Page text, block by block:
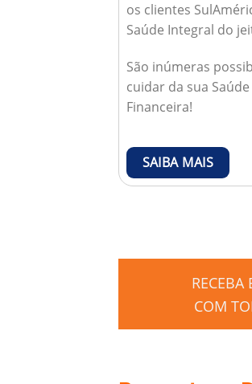
os clientes
Saúde Integral do
São inúmeras
cuidar da sua
Financeira!
SAIBA MAIS
COM